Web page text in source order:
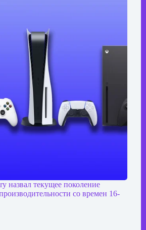
назвал текущее поколение
со времен 16-